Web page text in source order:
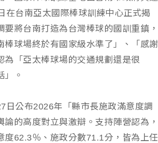
在台南亞太國際棒球訓練中心正式揭
將台南打造為台灣棒球的國訓重鎮，
球場終於有國家級水準了」、「感謝
「亞太棒球場的交通規劃還是很
」。
日公布2026年「縣市長施政滿意度調
的高度對立與激辯。支持陣營認為，
度62.3％、施政分數71.1分，皆為上任